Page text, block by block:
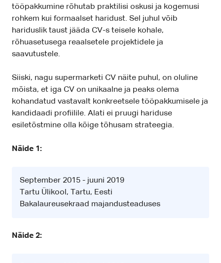
tööpakkumine rõhutab praktilisi oskusi ja kogemusi
rohkem kui formaalset haridust. Sel juhul võib
hariduslik taust jääda CV-s teisele kohale,
rõhuasetusega reaalsetele projektidele ja
saavutustele.
Siiski, nagu supermarketi CV näite puhul, on oluline
mõista, et iga CV on unikaalne ja peaks olema
kohandatud vastavalt konkreetsele tööpakkumisele ja
kandidaadi profiilile. Alati ei pruugi hariduse
esiletõstmine olla kõige tõhusam strateegia.
Näide 1:
September 2015 - juuni 2019
Tartu Ülikool, Tartu, Eesti
Bakalaureusekraad majandusteaduses
Näide 2: